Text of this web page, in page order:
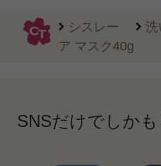
シスレー 洗
ア マスク40g
SNSだけでしか